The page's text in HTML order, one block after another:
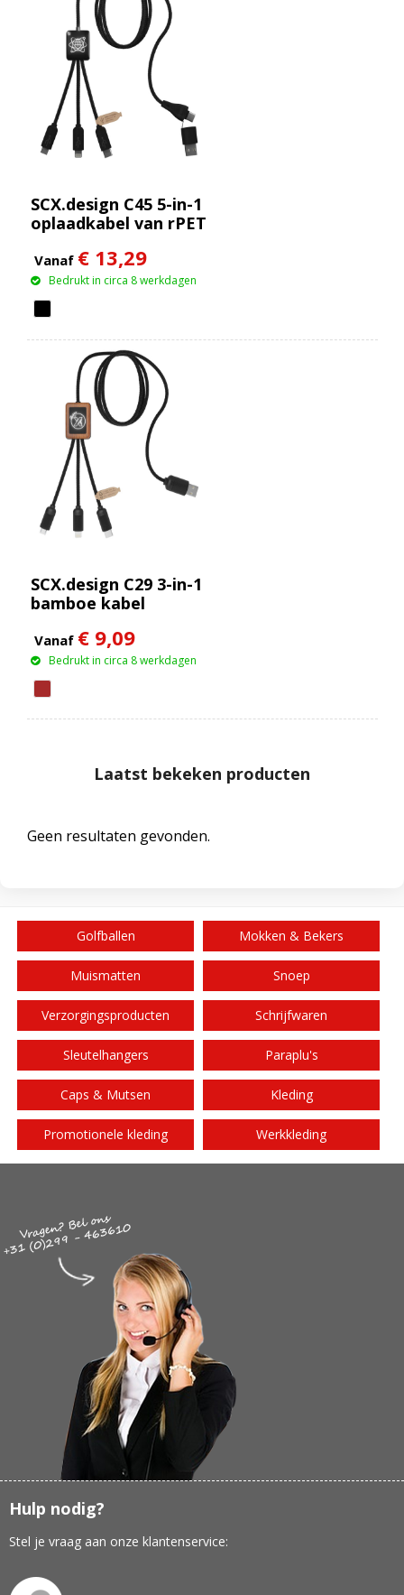
SCX.design C45 5-in-1
oplaadkabel van rPET
gegevensoverdracht
Vanaf € 13,29
Bedrukt in circa 8 werkdagen
SCX.design C29 3-in-1
bamboe kabel
Vanaf € 9,09
Bedrukt in circa 8 werkdagen
Laatst bekeken producten
Geen resultaten gevonden.
Golfballen Mokken & Bekers
Muismatten Snoep
Verzorgingsproducten Schrijfwaren
Sleutelhangers Paraplu's
Caps & Mutsen Kleding
Promotionele kleding Werkkleding
Hulp nodig?
Stel je vraag aan onze klantenservice: